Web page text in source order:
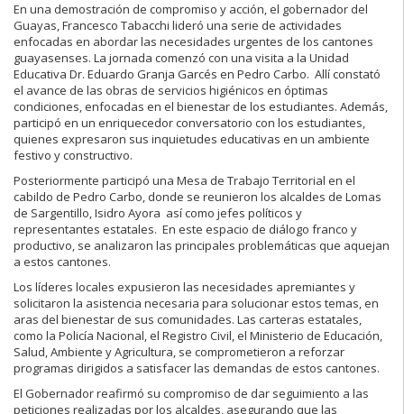
En una demostración de compromiso y acción, el gobernador del
Guayas, Francesco Tabacchi lideró una serie de actividades
enfocadas en abordar las necesidades urgentes de los cantones
guayasenses. La jornada comenzó con una visita a la Unidad
Educativa Dr. Eduardo Granja Garcés en Pedro Carbo. Allí constató
el avance de las obras de servicios higiénicos en óptimas
condiciones, enfocadas en el bienestar de los estudiantes. Además,
participó en un enriquecedor conversatorio con los estudiantes,
quienes expresaron sus inquietudes educativas en un ambiente
festivo y constructivo.
Posteriormente participó una Mesa de Trabajo Territorial en el
cabildo de Pedro Carbo, donde se reunieron los alcaldes de Lomas
de Sargentillo, Isidro Ayora así como jefes políticos y
representantes estatales. En este espacio de diálogo franco y
productivo, se analizaron las principales problemáticas que aquejan
a estos cantones.
Los líderes locales expusieron las necesidades apremiantes y
solicitaron la asistencia necesaria para solucionar estos temas, en
aras del bienestar de sus comunidades. Las carteras estatales,
como la Policía Nacional, el Registro Civil, el Ministerio de Educación,
Salud, Ambiente y Agricultura, se comprometieron a reforzar
programas dirigidos a satisfacer las demandas de estos cantones.
El Gobernador reafirmó su compromiso de dar seguimiento a las
peticiones realizadas por los alcaldes, asegurando que las